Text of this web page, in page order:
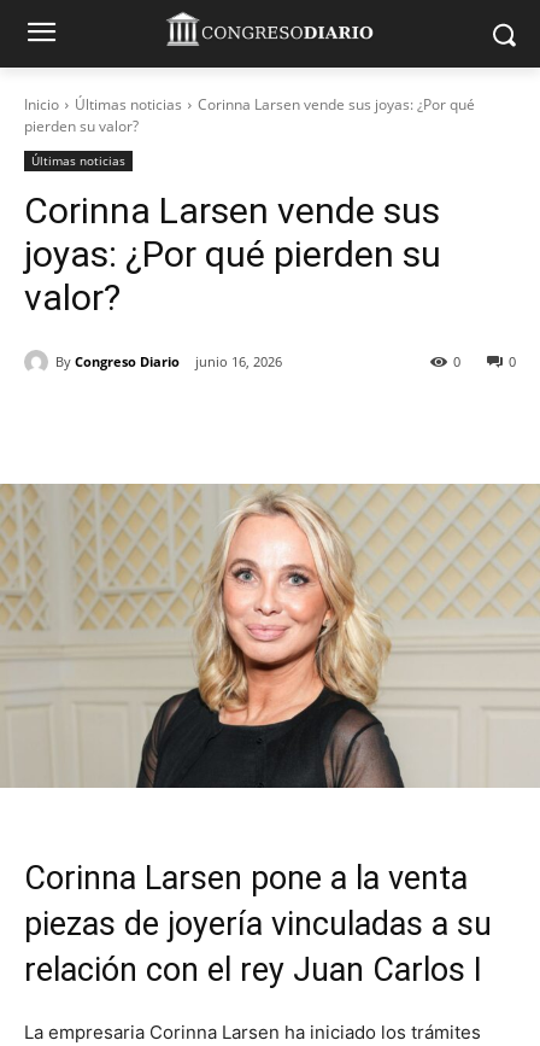
Inicio Últimas noticias
Corinna Larsen vende sus joyas: ¿Por qué
pierden su valor?
Últimas noticias
Corinna Larsen vende sus
joyas: ¿Por qué pierden su
valor?
By Congreso Diario junio 16, 2026 0
0
Corinna Larsen pone a la venta
piezas de joyería vinculadas a su
relación con el rey Juan Carlos I
La empresaria Corinna Larsen ha iniciado los trámites